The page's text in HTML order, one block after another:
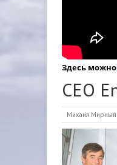
Здесь можно
CEO
Михаил Мирный